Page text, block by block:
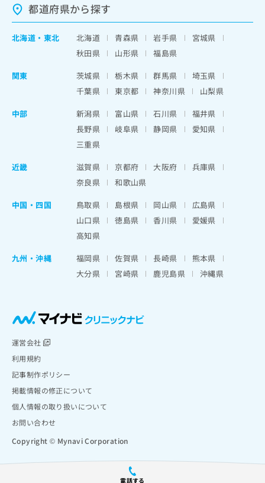
電話する
都道府県から探す
北海道 ・ 東北 北海道 青森県 岩手県
宮城県
秋田県
山形県
福島県
関東
茨城県 栃木県 群馬県
埼玉県
千葉県
東京都 神奈川県
山梨県
中部
新潟県 富山県 石川県
福井県
長野県
岐阜県 静岡県
愛知県
三重県
近畿
滋賀県 京都府 大阪府
兵庫県
奈良県
和歌山県
中国・四国
鳥取県 島根県 岡山県
広島県
山口県
徳島県 香川県
愛媛県
高知県
九州・沖縄
福岡県 佐賀県 長崎県
熊本県
大分県
宮崎県 鹿児島県 沖縄県
運営会社
利用規約
記事制作ポリシー
掲載情報の修正について
個人情報の取り扱いについて
お問い合わせ
Copyright © Mynavi Corporation